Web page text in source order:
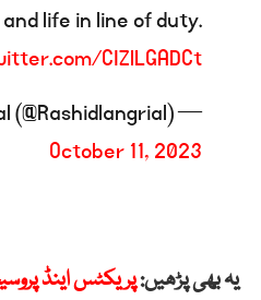
life in line of duty.
CIZlLGADCt
— Rashid Langrial (@Rashidlangrial)
October 11, 2023
یہ بھی پڑھیں:پریکٹس اینڈ